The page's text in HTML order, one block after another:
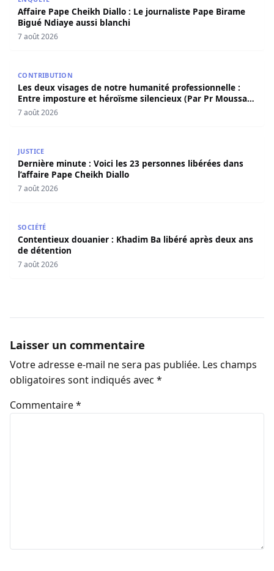
Affaire Pape Cheikh Diallo : Le journaliste Pape Birame
Bigué Ndiaye aussi blanchi
7 août 2026
CONTRIBUTION
Les deux visages de notre humanité professionnelle :
Entre imposture et héroïsme silencieux (Par Pr Moussa
Seydi)
7 août 2026
JUSTICE
Dernière minute : Voici les 23 personnes libérées dans
l’affaire Pape Cheikh Diallo
7 août 2026
SOCIÉTÉ
Contentieux douanier : Khadim Ba libéré après deux ans
de détention
7 août 2026
Laisser un commentaire
Votre adresse e-mail ne sera pas publiée. Les champs
obligatoires sont indiqués avec *
Commentaire*